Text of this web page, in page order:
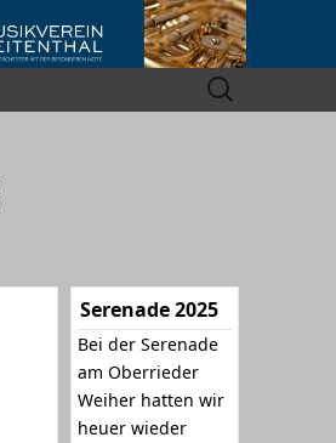
Suchen
nach:
Serenade 2025
Bei der Serenade
am Oberrieder
Weiher hatten wir
heuer wieder